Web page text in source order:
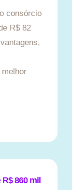
consórcio
R$ 82
860 mil